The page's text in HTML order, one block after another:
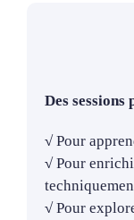
Des
√Pour
√Pour
√Pour